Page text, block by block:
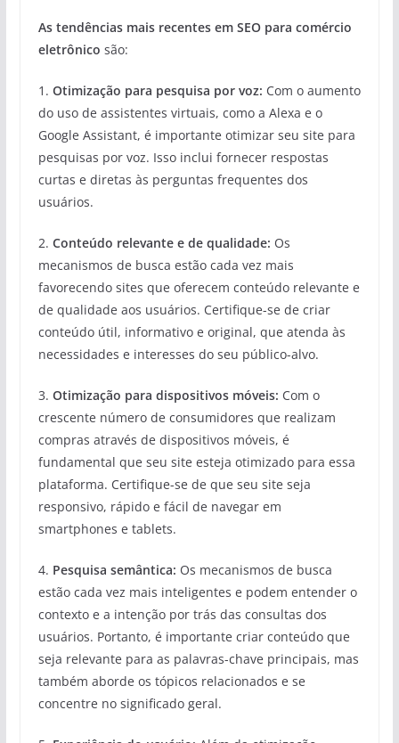
As tendências mais recentes em SEO para comércio
eletrônico são:
1. Otimização para pesquisa por voz: Com o aumento
do uso de assistentes virtuais, como a Alexa e o
Google Assistant, é importante otimizar seu site para
pesquisas por voz. Isso inclui fornecer respostas
curtas e diretas às perguntas frequentes dos
usuários.
2. Conteúdo relevante e de qualidade: Os
mecanismos de busca estão cada vez mais
favorecendo sites que oferecem conteúdo relevante e
de qualidade aos usuários. Certifique-se de criar
conteúdo útil, informativo e original, que atenda às
necessidades e interesses do seu público-alvo.
3. Otimização para dispositivos móveis: Com o
crescente número de consumidores que realizam
compras através de dispositivos móveis, é
fundamental que seu site esteja otimizado para essa
plataforma. Certifique-se de que seu site seja
responsivo, rápido e fácil de navegar em
smartphones e tablets.
4. Pesquisa semântica: Os mecanismos de busca
estão cada vez mais inteligentes e podem entender o
contexto e a intenção por trás das consultas dos
usuários. Portanto, é importante criar conteúdo que
seja relevante para as palavras-chave principais, mas
também aborde os tópicos relacionados e se
concentre no significado geral.